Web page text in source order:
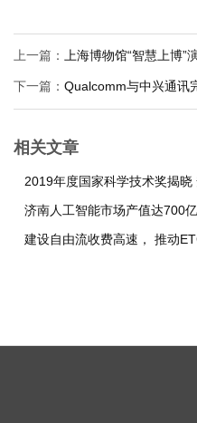
上一篇： 上海博物馆“智慧上博”
下一篇： Qualcomm与中兴通讯
相关文章
2019年度国家科学技术奖揭晓
济南人工智能市场产值达700
建设自由流收费高速， 推动